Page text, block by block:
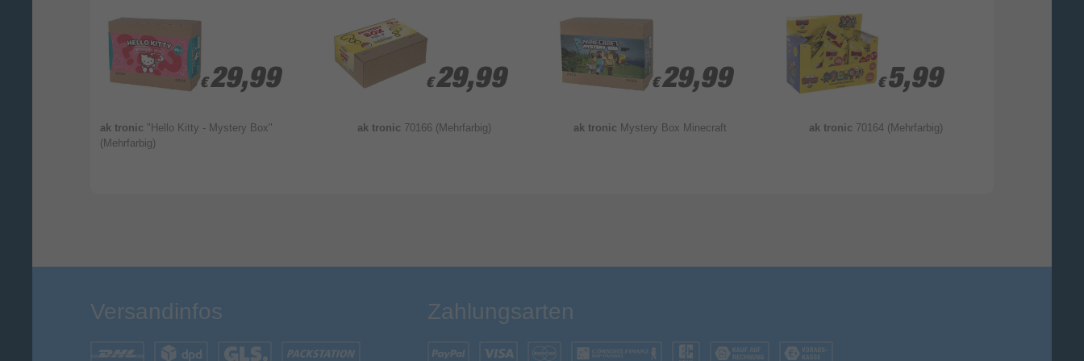
Selbstständige Verbindung mit
dem Internet
Ihr Kommentar*
€ 29,99
€ 29,99
ak tronic "Hello Kitty - Mystery Box"
(Mehrfarbig)
€ 29,99
€ 29,99
ak tronic 70166 (Mehrfarbig)
€ 29,99
€ 29,99
ak tronic Mystery Box Minecraft
€ 5,99
€ 5,99
ak tronic 70164 (Mehrfarbig)
Versandinfos Zahlungsarten